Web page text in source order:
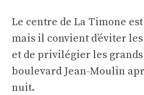
Le centre de La Timone
mais il convient d’éviter
et de privilégier les grands
boulevard Jean-Moulin
nuit.